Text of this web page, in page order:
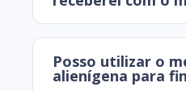
Posso utilizar o
alienígena para